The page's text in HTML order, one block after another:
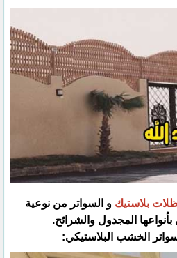
بلاستيك و السواتر من نوعية
المجدول والشرائح.‏
الخشب البلاستيكي:‏